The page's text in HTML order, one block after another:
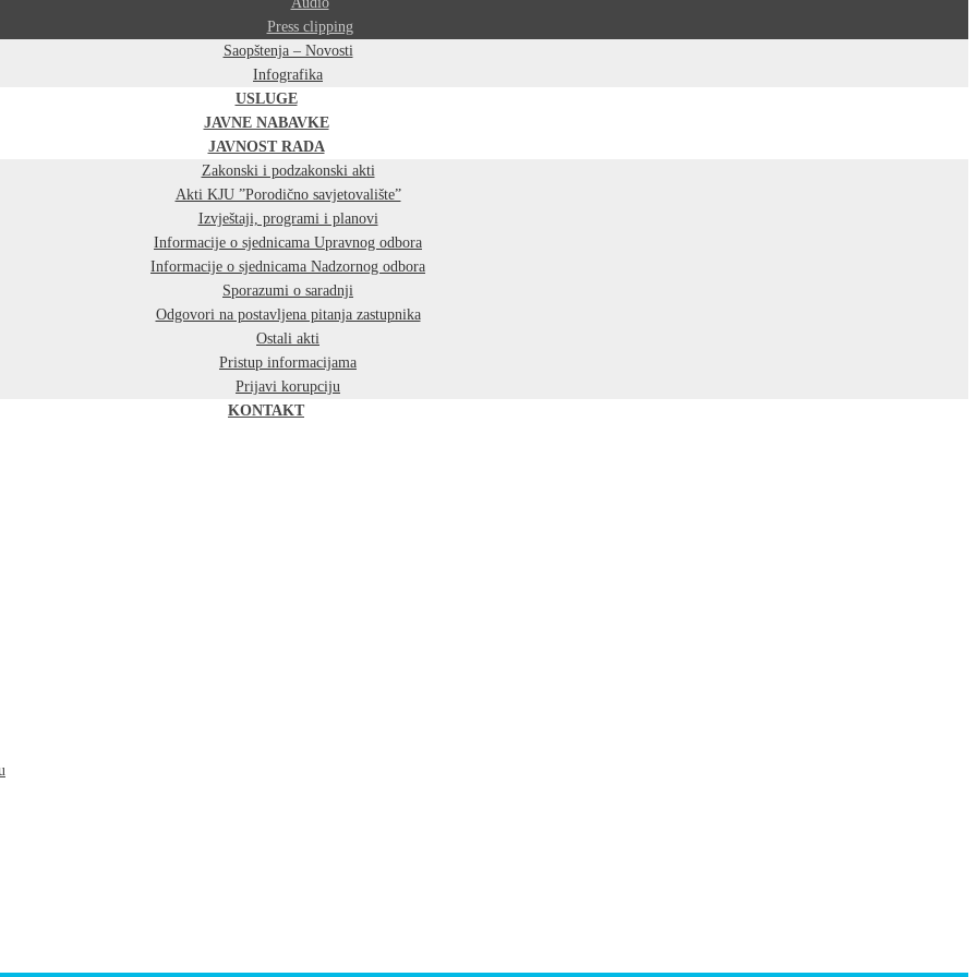
Press clipping
Saopštenja – Novosti
Infografika
USLUGE
JAVNE NABAVKE
JAVNOST RADA
Zakonski i podzakonski akti
Akti KJU ”Porodično savjetovalište”
Izvještaji, programi i planovi
Informacije o sjednicama Upravnog odbora
Informacije o sjednicama Nadzornog odbora
Sporazumi o saradnji
Odgovori na postavljena pitanja zastupnika
Ostali akti
Pristup informacijama
Prijavi korupciju
KONTAKT